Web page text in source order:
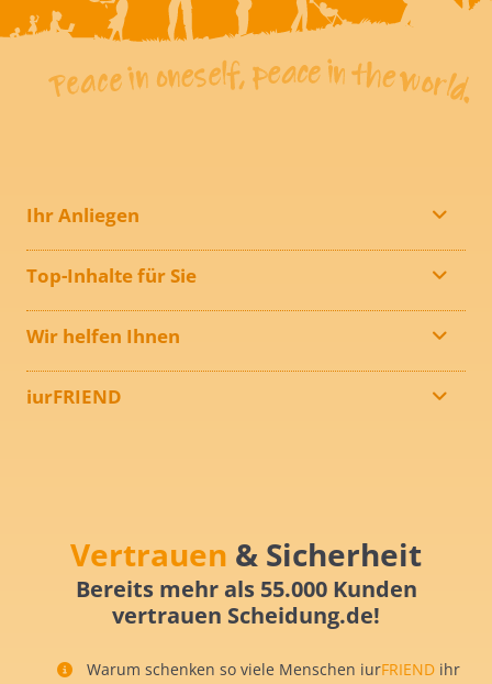
Ihr Anliegen
Top-Inhalte für Sie
Wir helfen Ihnen
iurFRIEND
Vertrauen & Sicherheit
Bereits mehr als 55.000 Kunden
vertrauen Scheidung.de!
Warum schenken so viele Menschen iurFRIEND ihr